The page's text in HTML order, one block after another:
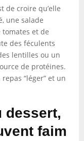
de croire qu’elle
une salade
et de
des féculents
lentilles ou un
de protéines.
“léger” et un
dessert,
faim